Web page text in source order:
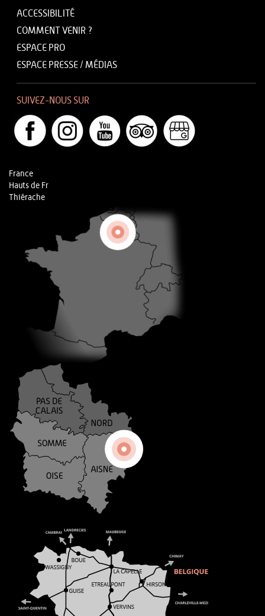
ACCESSIBILITÉ
COMMENT VENIR ?
ESPACE PRO
ESPACE PRESSE / MÉDIAS
SUIVEZ-NOUS SUR
France
Hauts de Fr
Thiérache